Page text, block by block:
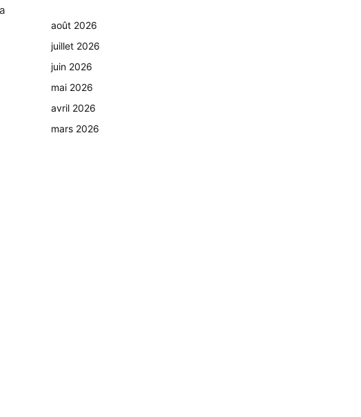
août 2026
juillet 2026
juin 2026
mai 2026
avril 2026
mars 2026